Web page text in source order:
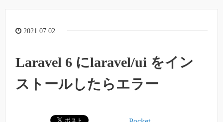
2021.07.02
Laravel 6 にlaravel/ui をイン
ストールしたらエラー